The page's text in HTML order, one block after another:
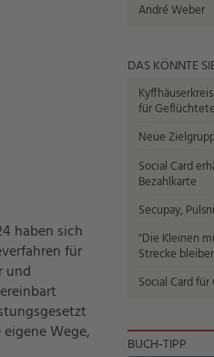
haben sich
für
und
Wege,
André Weber
DAS KÖNNTE
für
Neue
Social Card
Bezahlkarte
Secupay,
"Die Kleinen
Strecke
Social Card
BUCH-TIPP